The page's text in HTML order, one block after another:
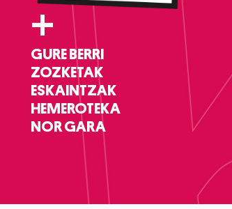
+
GURE BERRI
ZOZKETAK
ESKAINTZAK
HEMEROTEKA
NOR GARA